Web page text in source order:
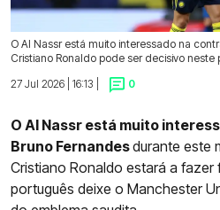
O Al Nassr está muito interessado na
Cristiano Ronaldo pode ser decisivo neste
27 Jul 2026 | 16:13 |
0
O Al Nassr está muito
Bruno Fernandesdurante este
Cristiano Ronaldo estará a fazer
português deixe o Manchester